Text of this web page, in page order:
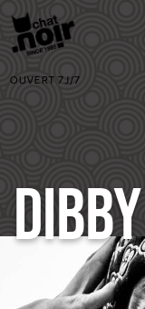
OUVERT 7J/7
DIBBY